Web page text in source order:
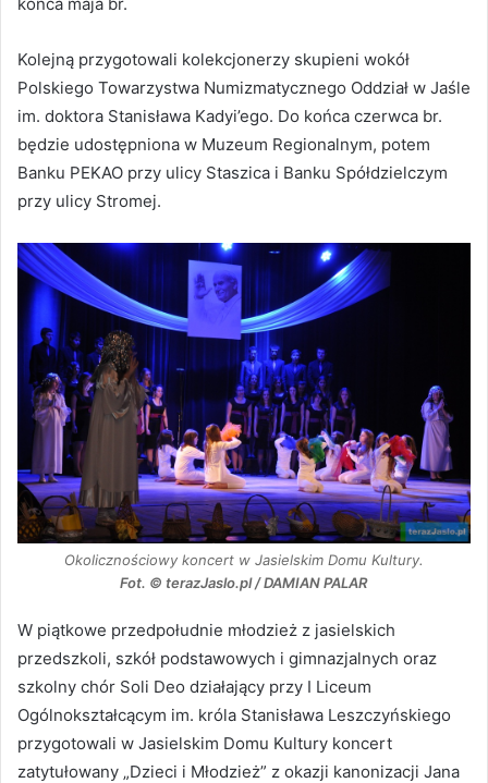
Kolejną przygotowali kolekcjonerzy skupieni wokół
Polskiego Towarzystwa Numizmatycznego Oddział w Jaśle
im. doktora Stanisława Kadyi’ego. Do końca czerwca br.
będzie udostępniona w Muzeum Regionalnym, potem
Banku PEKAO przy ulicy Staszica i Banku Spółdzielczym
przy ulicy Stromej.
Okolicznościowy koncert w Jasielskim Domu Kultury.
Fot. © terazJaslo.pl / DAMIAN PALAR
W piątkowe przedpołudnie młodzież z jasielskich
przedszkoli, szkół podstawowych i gimnazjalnych oraz
szkolny chór Soli Deo działający przy I Liceum
Ogólnokształcącym im. króla Stanisława Leszczyńskiego
przygotowali w Jasielskim Domu Kultury koncert
zatytułowany „Dzieci i Młodzież” z okazji kanonizacji Jana